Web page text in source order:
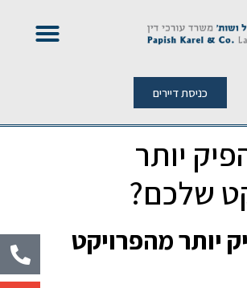
כניסת דיירים
יותר
שלכם?
יותר מהפרויקט